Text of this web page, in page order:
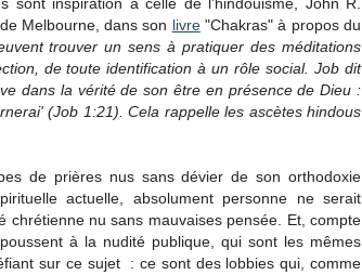
Melbourne, dans son livre"Chakras" à propos du
trouver un sens à pratiquer des méditations
de toute identification à un rôle social. Job dit
dans la vérité de son être en présence de Dieu :
(Job 1:21). Cela rappelle les ascètes hindous
de prières nus sans dévier de son orthodoxie
actuelle, absolument personne ne serait
chrétienne nu sans mauvaises pensée. Et, compte
à la nudité publique, qui sont les mêmes
sur ce sujet : ce sont des lobbies qui, comme